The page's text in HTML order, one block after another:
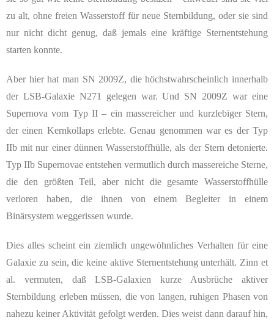
zu alt, ohne freien Wasserstoff für neue Sternbildung, oder sie sind
nur nicht dicht genug, daß jemals eine kräftige Sternentstehung
starten konnte.
Aber hier hat man SN 2009Z, die höchstwahrscheinlich innerhalb
der LSB-Galaxie N271 gelegen war. Und SN 2009Z war eine
Supernova vom Typ II – ein massereicher und kurzlebiger Stern,
der einen Kernkollaps erlebte. Genau genommen war es der Typ
IIb mit nur einer dünnen Wasserstoffhülle, als der Stern detonierte.
Typ IIb Supernovae entstehen vermutlich durch massereiche Sterne,
die den größten Teil, aber nicht die gesamte Wasserstoffhülle
verloren haben, die ihnen von einem Begleiter in einem
Binärsystem weggerissen wurde.
Dies alles scheint ein ziemlich ungewöhnliches Verhalten für eine
Galaxie zu sein, die keine aktive Sternentstehung unterhält. Zinn et
al. vermuten, daß LSB-Galaxien kurze Ausbrüche aktiver
Sternbildung erleben müssen, die von langen, ruhigen Phasen von
nahezu keiner Aktivität gefolgt werden. Dies weist dann darauf hin,